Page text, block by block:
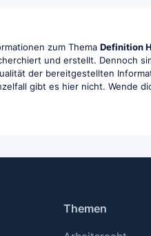
zum ThemaDefinition
und erstellt. Dennoch
der bereitgestellten
gibt es hier nicht. Wende
Themen